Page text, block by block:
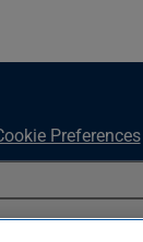
Preferences